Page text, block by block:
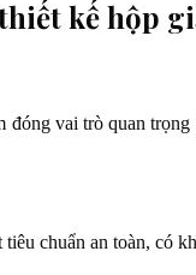
kế hộp
vai trò quan
tiêu chuẩn an toàn,